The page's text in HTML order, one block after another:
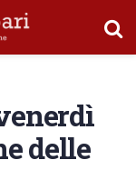
delle